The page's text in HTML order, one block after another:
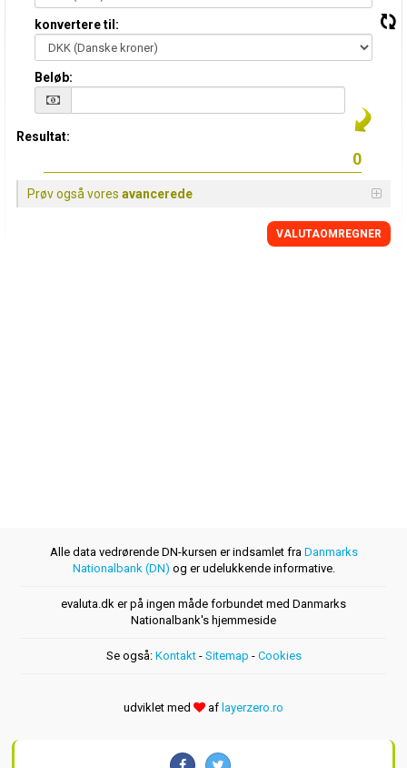
konvertere til:
Beløb:
Resultat:
Prøv også vores avancerede
VALUTAOMREGNER
Alle data vedrørende DN-kursen er indsamlet fra Danmarks
Nationalbank (DN) og er udelukkende informative.
evaluta.dk er på ingen måde forbundet med Danmarks
Nationalbank's hjemmeside
Se også: Kontakt- Sitemap - Cookies
udviklet med af layerzero.ro